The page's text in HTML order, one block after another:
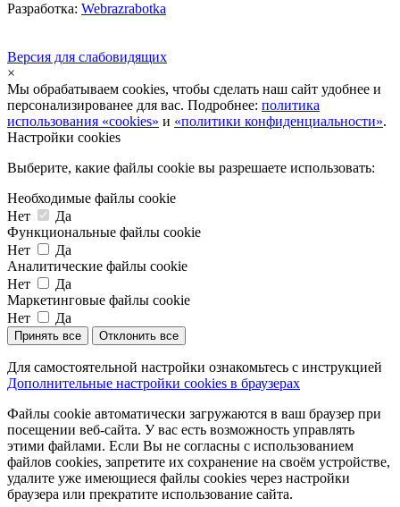
Разработка: Webrazrabotka
Версия для слабовидящих
×
Мы обрабатываем cookies, чтобы сделать наш сайт удобнее и
персонализированее для вас. Подробнее: политика
использования «cookies» и «политики конфиденциальности».
Настройки cookies
Выберите, какие файлы cookie вы разрешаете использовать:
Необходимые файлы cookie
Нет
Да
Функциональные файлы cookie
Нет
Да
Аналитические файлы cookie
Нет
Да
Маркетинговые файлы cookie
Нет
Да
Принять все Отклонить все
Для самостоятельной настройки ознакомьтесь с инструкцией
Дополнительные настройки cookies в браузерах
Файлы cookie автоматически загружаются в ваш браузер при
посещении веб-сайта. У вас есть возможность управлять
этими файлами. Если Вы не согласны с использованием
файлов cookies, запретите их сохранение на своём устройстве,
удалите уже имеющиеся файлы cookies через настройки
браузера или прекратите использование сайта.